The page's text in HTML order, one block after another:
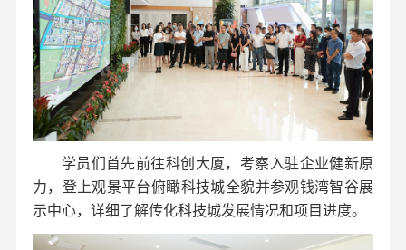
学员们首先前往科创大厦，考察入驻企业健新原
力，登上观景平台俯瞰科技城全貌并参观钱湾智谷展
示中心，详细了解传化科技城发展情况和项目进度。